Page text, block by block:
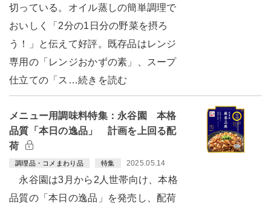
切っている。オイル蒸しの簡単調理で
おいしく「2分の1日分の野菜を摂ろ
う！」と伝えて好評。既存品はレンジ
専用の「レンジおかずの素」、スープ
仕立ての「ス…続きを読む
メニュー用調味料特集：永谷園 本格
品質「本日の逸品」 計画を上回る配
荷
調理品・コメまわり品 特集 2025.05.14
永谷園は3月から2人世帯向け、本格
品質の「本日の逸品」を発売し、配荷